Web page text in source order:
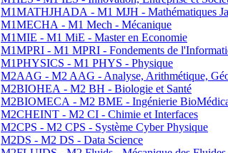
M1MATHJHADA - M1 MJH - Mathématiques
M1MECHA - M1 Mech - Mécanique
M1MIE - M1 MiE - Master en Economie
M1MPRI - M1 MPRI - Fondements de
M1PHYSICS - M1 PHYS - Physique
M2AAG - M2 AAG - Analyse, Arithmétique,
M2BIOHEA - M2 BH - Biologie et Santé
M2BIOMECA - M2 BME - Ingénierie
M2CHEINT - M2 CI - Chimie et Interfaces
M2CPS - M2 CPS - Système Cyber Physique
M2DS - M2 DS - Data Science